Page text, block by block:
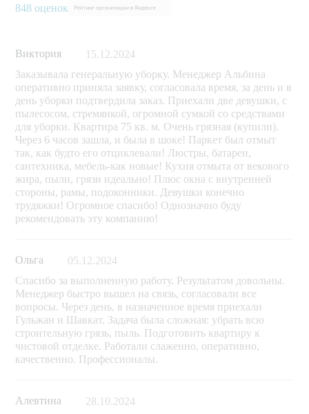
848 оценок
Виктория
15.12.2024
Заказывала генеральную уборку. Менеджер Альбина
оперативно приняла заявку, согласовала время, за день и в
день уборки подтвердила заказ. Приехали две девушки, с
пылесосом, стремянкой, огромной сумкой со средствами
для уборки. Квартира 75 кв. м. Очень грязная (купили).
Через 6 часов зашла, и была в шоке! Паркет был отмыт
так, как будто его отциклевали! Люстры, батареи,
сантехника, мебель-как новые! Кухня отмыта от векового
жира, пыли, грязи идеально! Плюс окна с внутренней
стороны, рамы, подоконники. Девушки конечно
трудяжки! Огромное спасибо! Однозначно буду
рекомендовать эту компанию!
Ольга
05.12.2024
Спасибо за выполненную работу. Результатом довольны.
Менеджер быстро вышел на связь, согласовали все
вопросы. Через день, в назначенное время приехали
Гульжан и Шавкат. Задача была сложная: убрать всю
строительную грязь, пыль. Подготовить квартиру к
чистовой отделке. Работали слаженно, оперативно,
качественно. Профессионалы.
Алевтина
28.10.2024